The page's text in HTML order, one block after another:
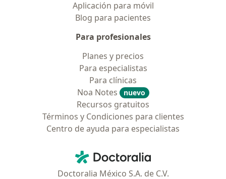
Aplicación para móvil
Blog para pacientes
Para profesionales
Planes y precios
Para especialistas
Para clínicas
Noa Notes
nuevo
Recursos gratuitos
Términos y Condiciones para clientes
Centro de ayuda para especialistas
Doctoralia - Página de inicio
Doctoralia México S.A. de C.V.